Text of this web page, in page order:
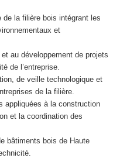
de la filière bois intégrant les
et
au développement de projets
de l’entreprise.
de veille technologique et
de la filière.
appliquées à la construction
et la coordination des
bâtiments bois de Haute